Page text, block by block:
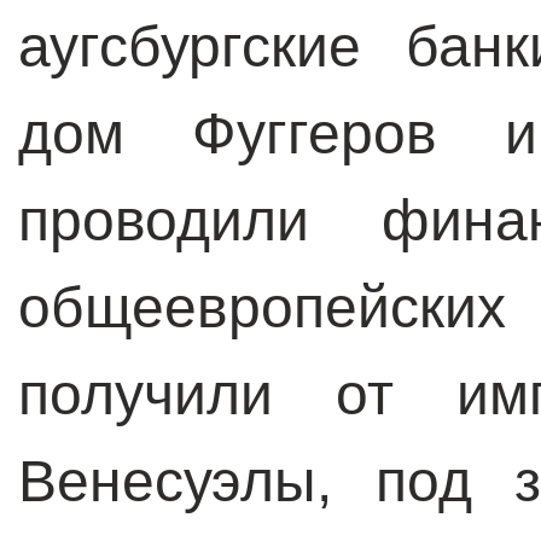
аугсбургские
дом Фуггеров
проводили
получили от
Венесуэлы, под